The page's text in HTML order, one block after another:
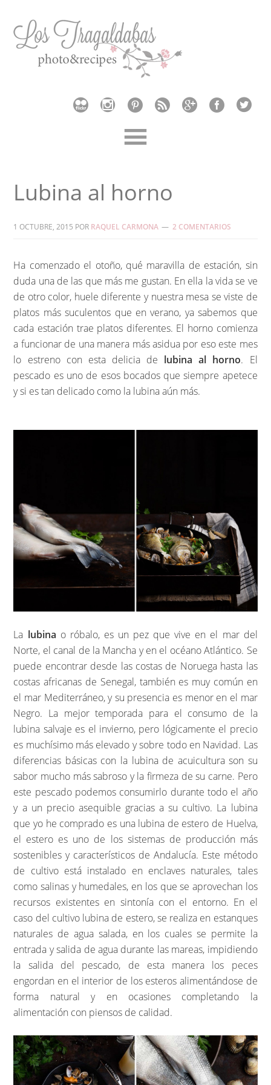
Lubina al horno
1 OCTUBRE, 2015 POR RAQUEL CARMONA 2 COMENTARIOS
Ha comenzado el otoño, qué maravilla de estación, sin
duda una de las que más me gustan. En ella la vida se ve
de otro color, huele diferente y nuestra mesa se viste de
platos más suculentos que en verano, ya sabemos que
cada estación trae platos diferentes. El horno comienza
a funcionar de una manera más asidua por eso este mes
lo estreno con esta delicia de lubina al horno. El
pescado es uno de esos bocados que siempre apetece
y si es tan delicado como la lubina aún más.
La lubina o róbalo, es un pez que vive en el mar del
Norte, el canal de la Mancha y en el océano Atlántico. Se
puede encontrar desde las costas de Noruega hasta las
costas africanas de Senegal, también es muy común en
el mar Mediterráneo, y su presencia es menor en el mar
Negro. La mejor temporada para el consumo de la
lubina salvaje es el invierno, pero lógicamente el precio
es muchísimo más elevado y sobre todo en Navidad. Las
diferencias básicas con la lubina de acuicultura son su
sabor mucho más sabroso y la firmeza de su carne. Pero
este pescado podemos consumirlo durante todo el año
y a un precio asequible gracias a su cultivo. La lubina
que yo he comprado es una lubina de estero de Huelva,
el estero es uno de los sistemas de producción más
sostenibles y característicos de Andalucía. Este método
de cultivo está instalado en enclaves naturales, tales
como salinas y humedales, en los que se aprovechan los
recursos existentes en sintonía con el entorno. En el
caso del cultivo lubina de estero, se realiza en estanques
naturales de agua salada, en los cuales se permite la
entrada y salida de agua durante las mareas, impidiendo
la salida del pescado, de esta manera los peces
engordan en el interior de los esteros alimentándose de
forma natural y en ocasiones completando la
alimentación con piensos de calidad.